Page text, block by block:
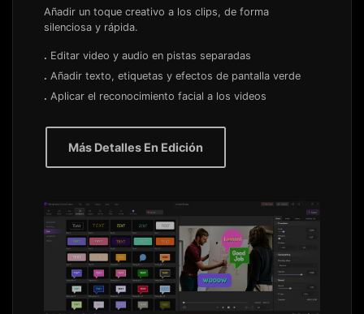
Añadir un toque creativo a los clips, de forma
silenciosa y rápida.
. Editar video y audio en pistas separadas
. Añadir texto, etiquetas y efectos de pantalla verde
. Aplicar el reconocimiento facial a los videos
Más Detalles En Edición